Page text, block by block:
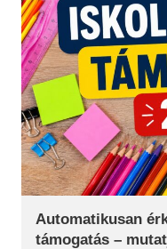
Automatikusan
támogatás –